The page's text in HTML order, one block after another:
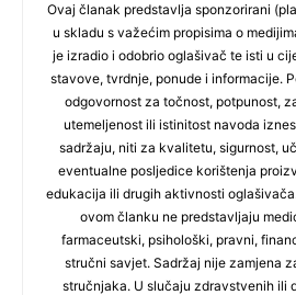
Ovaj članak predstavlja sponzorirani
u skladu s važećim propisima o
je izradio i odobrio oglašivač te isti u
stavove, tvrdnje, ponude i informacije.
odgovornost za točnost, potpunost,
utemeljenost ili istinitost navoda
sadržaju, niti za kvalitetu, sigurnost,
eventualne posljedice korištenja
edukacija ili drugih aktivnosti
ovom članku ne predstavljaju
farmaceutski, psihološki, pravni,
stručni savjet. Sadržaj nije zamjena
stručnjaka. U slučaju zdravstvenih ili